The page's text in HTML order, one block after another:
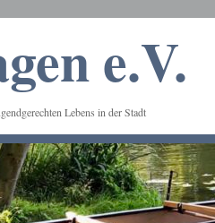
e.V.
Lebens in der Stadt